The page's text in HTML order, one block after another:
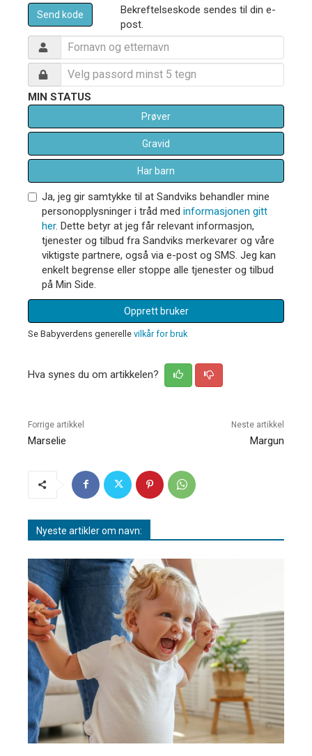
Send kode
Bekreftelseskode sendes til din e-
post.
MIN STATUS
Prøver
Gravid
Har barn
Ja, jeg gir samtykke til at Sandviks behandler mine
personopplysninger i tråd med informasjonen gitt
her. Dette betyr at jeg får relevant informasjon,
tjenester og tilbud fra Sandviks merkevarer og våre
viktigste partnere, også via e-post og SMS. Jeg kan
enkelt begrense eller stoppe alle tjenester og tilbud
på Min Side.
Opprett bruker
Se Babyverdens generelle vilkår for bruk
Hva synes du om artikkelen?
Forrige artikkel
Marselie
Neste artikkel
Margun
Nyeste artikler om navn: